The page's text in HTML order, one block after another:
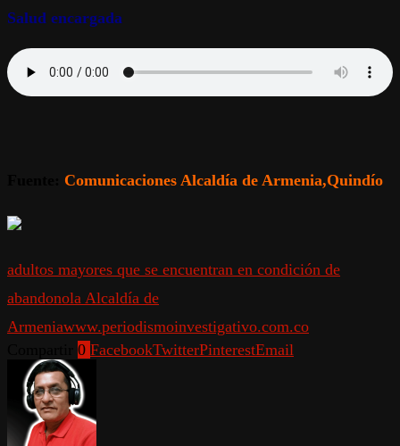
Salud encargada
Comunicaciones Alcaldía de Armenia,Quindío
adultos mayores que se encuentran en condición de
abandonola Alcaldía de
Armeniawww.periodismoinvestigativo.com.co
0 FacebookTwitterPinterestEmail